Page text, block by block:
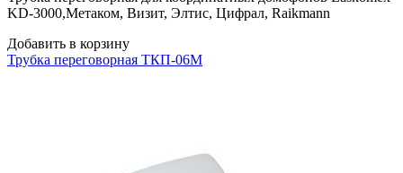
KD-3000,Метаком, Визит, Элтис, Цифрал, Raikmann
Добавить в корзину
Трубка переговорная ТКП-06М